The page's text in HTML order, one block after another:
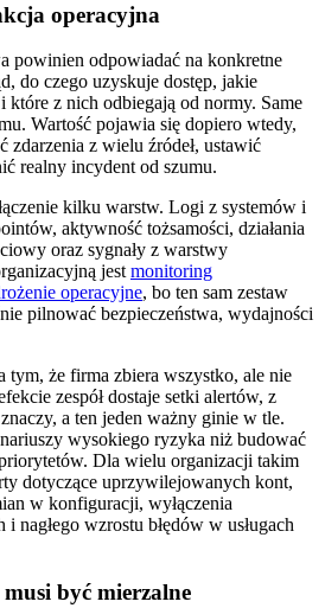
operacyjna
powinien odpowiadać na konkretne
do czego uzyskuje dostęp, jakie
które z nich odbiegają od normy. Same
Wartość pojawia się dopiero wtedy,
zdarzenia z wielu źródeł, ustawić
realny incydent od szumu.
kilku warstw. Logi z systemów i
aktywność tożsamości, działania
oraz sygnały z warstwy
jestmonitoring
operacyjne, bo ten sam zestaw
pilnować bezpieczeństwa, wydajności
tym, że firma zbiera wszystko, ale nie
zespół dostaje setki alertów, z
a ten jeden ważny ginie w tle.
wysokiego ryzyka niż budować
Dla wielu organizacji takim
dotyczące uprzywilejowanych kont,
w konfiguracji, wyłączenia
nagłego wzrostu błędów w usługach
być mierzalne